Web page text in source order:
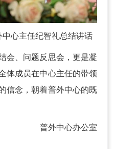
心主任纪智礼总结讲话
、问题反思会，更是凝
体成员在中心主任的带领
信念，朝着普外中心的既
普外中心办公室